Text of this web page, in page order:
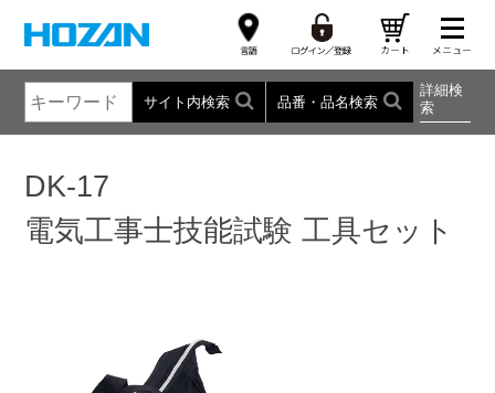
サイト内検索 品番・品名検索
詳細検
索
DK-17
電気工事士技能試験 工具セット